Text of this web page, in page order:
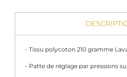
- Tissu polycoton 210 gramme
- Patte de réglage par pressions